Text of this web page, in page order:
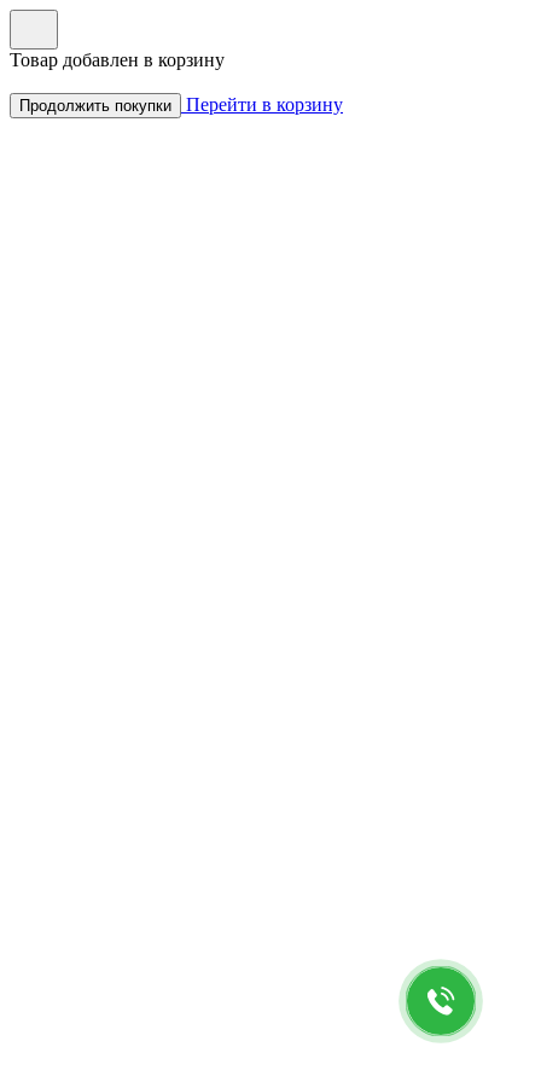
Товар добавлен в корзину
Продолжить покупки Перейти в корзину